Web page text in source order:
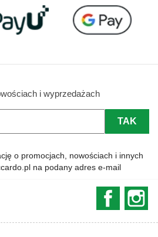
i wyprzedażach
o promocjach, nowościach i innych
na podany adres e-mail